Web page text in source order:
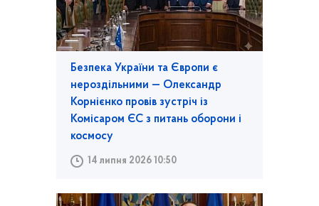
Безпека України та Європи є
нероздільними — Олександр
Корнієнко провів зустріч із
Комісаром ЄС з питань оборони і
космосу
14 липня 2026 10:50